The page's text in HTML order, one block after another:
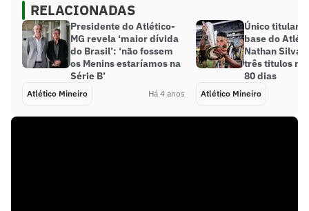
RELACIONADAS
Presidente do Atlético-
MG revela ‘maior dívida
do Brasil’: ‘não fossem
os Menins estaríamos na
Série B’
Atlético Mineiro Há 4 anos
Único titular
base do
Nathan Silva
três titulos
80 dias
Atlético Mineiro